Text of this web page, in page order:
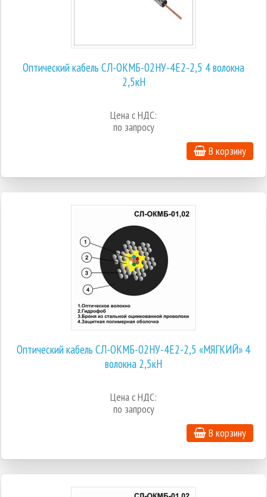
Оптический кабель СЛ-ОКМБ-02НУ-4Е2-2,5 4 волокна
2,5кН
Цена с НДС:
по запросу
В корзину
Оптический кабель СЛ-ОКМБ-02НУ-4Е2-2,5 «МЯГКИЙ» 4
волокна 2,5кН
Цена с НДС:
по запросу
В корзину